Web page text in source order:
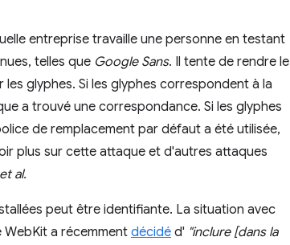
entreprise travaille une personne en testant
telles que Google Sans. Il tente de rendre le
glyphes. Si les glyphes correspondent à la
a trouvé une correspondance. Si les glyphes
de remplacement par défaut a été utilisée,
plus sur cette attaque et d'autres attaques
et al.
peut être identifiante. La situation avec
a récemment décidé d' "inclure [dans la